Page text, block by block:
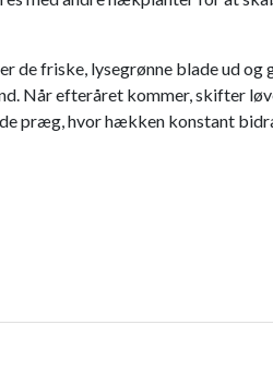
de friske, lysegrønne blade ud
Når efteråret kommer, skifter
præg, hvor hækken konstant